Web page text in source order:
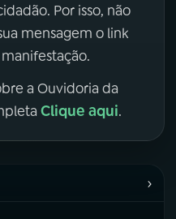
Por isso, não
mensagem o link
a Ouvidoria da
Clique aqui.
›